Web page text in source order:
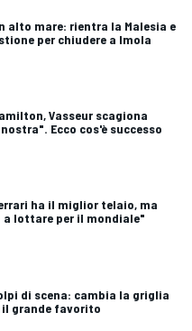
alto mare: rientra la Malesia e
per chiudere a Imola
Vasseur scagiona
Ecco cos'è successo
ha il miglior telaio, ma
a lottare per il mondiale"
di scena: cambia la griglia
il grande favorito